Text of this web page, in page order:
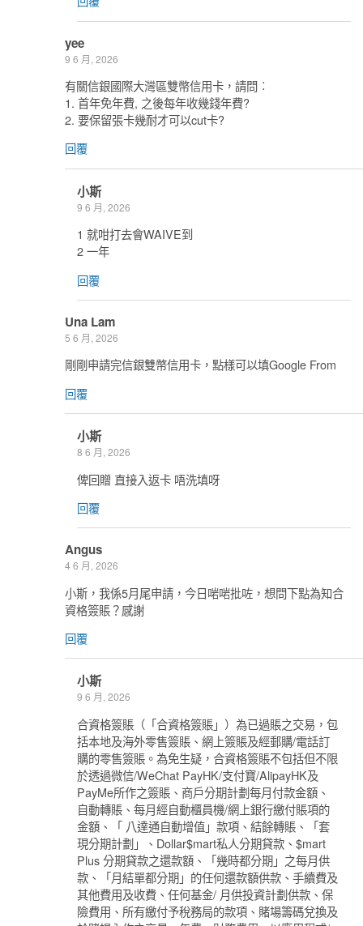
yee
9 6 月, 2026
有關信銀國際大灣區雙幣信用卡，請問︰
1. 首年免年費, 之後每年收幾錢年費?
2. 要保留張卡幾耐才可以cut卡?
回覆
小斯
9 6 月, 2026
1 就咁打去會WAIVE到
2 一年
回覆
Una Lam
5 6 月, 2026
剛剛申請完信銀雙幤信用卡，點樣可以填Google From
回覆
小斯
8 6 月, 2026
俾回贈 直接入返卡 唔洗填呀
回覆
Angus
4 6 月, 2026
小斯，我係5月尾申請，今日啱啱批咗，想問下點為知合
資格簽賬？感謝
回覆
小斯
9 6 月, 2026
合資格簽賬（「合資格簽賬」）為已過賬之交易，包
括本地及海外零售簽賬、網上簽賬及經郵購/電話訂
購的零售簽賬。為免生疑，合資格簽賬不包括但不限
於透過微信/WeChat PayHK/支付寶/AlipayHK及
PayMe所作之簽賬、商戶分期計劃每月付款金額、
自動轉賬、每月經自動櫃員機/網上銀行繳付賬項的
金額、「 八達通自動增值」款項、結餘轉賬、「套
現分期計劃」、Dollar$mart私人分期貸款、$mart
Plus 分期貸款之還款額、「幾時都分期」之每月供
款、「月結單都分期」的任何還款額供款、手續費及
其他費用及收費、任何基金/ 月供投資計劃供款、保
險費用、所有繳付予稅務局的款項、賭場籌碼兌換及